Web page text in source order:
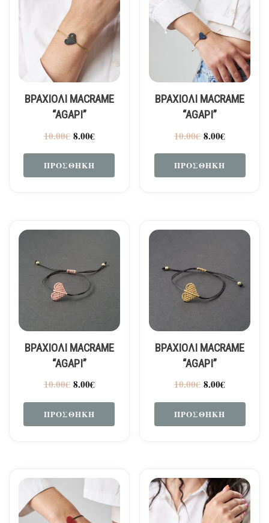
ΒΡΑΧΙΟΛΙ MACRAME
“AGAPI”
10.00€ 8.00€
ΠΡΟΣΘΉΚΗ
ΒΡΑΧΙΟΛΙ MACRAME
“AGAPI”
10.00€ 8.00€
ΠΡΟΣΘΉΚΗ
ΒΡΑΧΙΟΛΙ MACRAME
“AGAPI”
10.00€ 8.00€
ΠΡΟΣΘΉΚΗ
ΒΡΑΧΙΟΛΙ MACRAME
“AGAPI”
10.00€ 8.00€
ΠΡΟΣΘΉΚΗ